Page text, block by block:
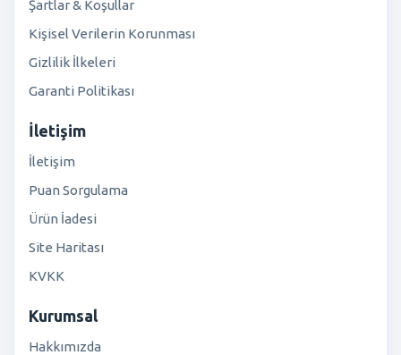
Şartlar & Koşullar
Kişisel Verilerin Korunması
Gizlilik İlkeleri
Garanti Politikası
İletişim
İletişim
Puan Sorgulama
Ürün İadesi
Site Haritası
KVKK
Kurumsal
Hakkımızda